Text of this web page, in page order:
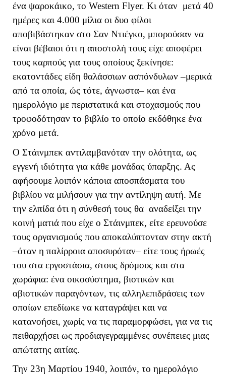
ένα ψαροκάικο, το Western Flyer. Κι όταν μετά 40
ημέρες και 4.000 μίλια οι δυο φίλοι
αποβιβάστηκαν στο Σαν Ντιέγκο, μπορούσαν να
είναι βέβαιοι ότι η αποστολή τους είχε αποφέρει
τους καρπούς για τους οποίους ξεκίνησε:
εκατοντάδες είδη θαλάσσιων ασπόνδυλων –μερικά
από τα οποία, ώς τότε, άγνωστα– και ένα
ημερολόγιο με περιστατικά και στοχασμούς που
τροφοδότησαν το βιβλίο το οποίο εκδόθηκε ένα
χρόνο μετά.
Ο Στάινμπεκ αντιλαμβανόταν την ολότητα, ως
εγγενή ιδιότητα για κάθε μονάδας ύπαρξης. Ας
αφήσουμε λοιπόν κάποια αποσπάσματα του
βιβλίου να μιλήσουν για την αντίληψη αυτή. Με
την ελπίδα ότι η σύνθεσή τους θα αναδείξει την
κοινή ματιά που είχε ο Στάινμπεκ, είτε ερευνούσε
τους οργανισμούς που αποκαλύπτονταν στην ακτή
–όταν η παλίρροια αποσυρόταν– είτε τους ήρωές
του στα εργοστάσια, στους δρόμους και στα
χωράφια: ένα οικοσύστημα, βιοτικών και
αβιοτικών παραγόντων, τις αλληλεπιδράσεις των
οποίων επεδίωκε να καταγράψει και να
κατανοήσει, χωρίς να τις παραμορφώσει, για να τις
πειθαρχήσει ως προδιαγεγραμμένες συνέπειες μιας
απώτατης αιτίας.
Την 23η Μαρτίου 1940, λοιπόν, το ημερολόγιο